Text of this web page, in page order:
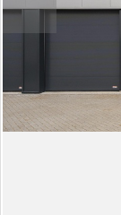
adverteren
Login